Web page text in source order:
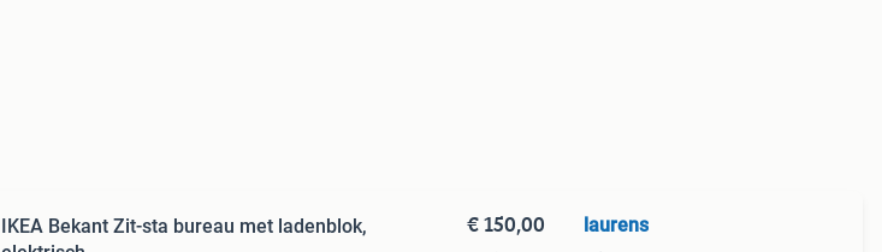
IKEA Bekant Zit-sta bureau met ladenblok,
€ 150,00 laurens